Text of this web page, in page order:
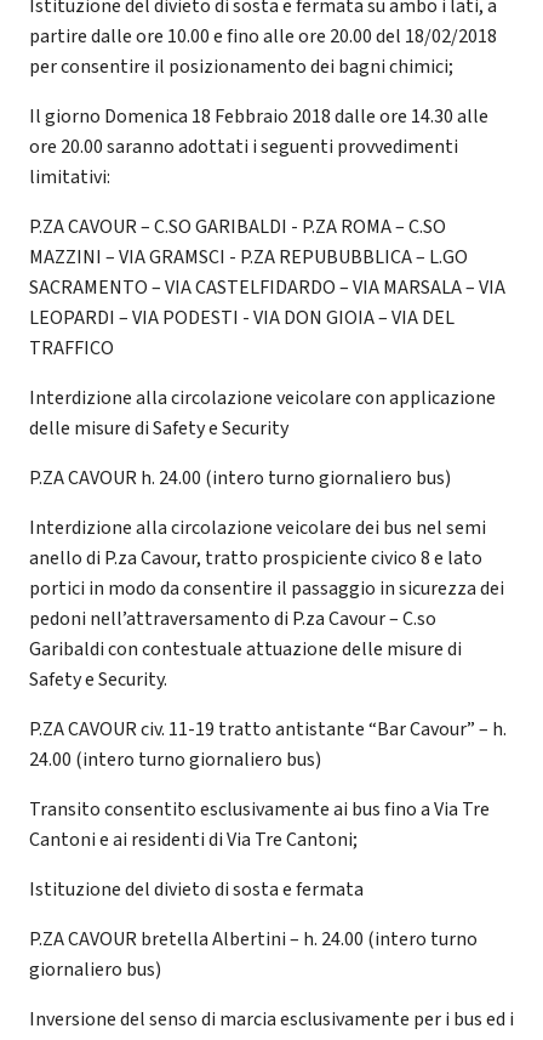
Istituzione del divieto di sosta e fermata su ambo i lati, a
partire dalle ore 10.00 e fino alle ore 20.00 del 18/02/2018
per consentire il posizionamento dei bagni chimici;
Il giorno Domenica 18 Febbraio 2018 dalle ore 14.30 alle
ore 20.00 saranno adottati i seguenti provvedimenti
limitativi:
P.ZA CAVOUR – C.SO GARIBALDI - P.ZA ROMA – C.SO
MAZZINI – VIA GRAMSCI - P.ZA REPUBUBBLICA – L.GO
SACRAMENTO – VIA CASTELFIDARDO – VIA MARSALA – VIA
LEOPARDI – VIA PODESTI - VIA DON GIOIA – VIA DEL
TRAFFICO
Interdizione alla circolazione veicolare con applicazione
delle misure di Safety e Security
P.ZA CAVOUR h. 24.00 (intero turno giornaliero bus)
Interdizione alla circolazione veicolare dei bus nel semi
anello di P.za Cavour, tratto prospiciente civico 8 e lato
portici in modo da consentire il passaggio in sicurezza dei
pedoni nell’attraversamento di P.za Cavour – C.so
Garibaldi con contestuale attuazione delle misure di
Safety e Security.
P.ZA CAVOUR civ. 11-19 tratto antistante “Bar Cavour” – h.
24.00 (intero turno giornaliero bus)
Transito consentito esclusivamente ai bus fino a Via Tre
Cantoni e ai residenti di Via Tre Cantoni;
Istituzione del divieto di sosta e fermata
P.ZA CAVOUR bretella Albertini – h. 24.00 (intero turno
giornaliero bus)
Inversione del senso di marcia esclusivamente per i bus ed i